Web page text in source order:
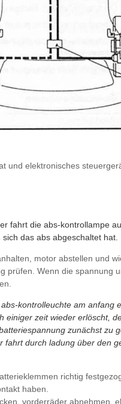
und elektronisches
fahrt die abs-kontrollampe
das abs abgeschaltet hat.
motor abstellen und
prüfen. Wenn die spannung
kontrolleuchte am anfang
einiger zeit wieder erlöscht,
zunächst zu
fahrt durch ladung über den
richtig
haben.
vorderräder abnehmen,